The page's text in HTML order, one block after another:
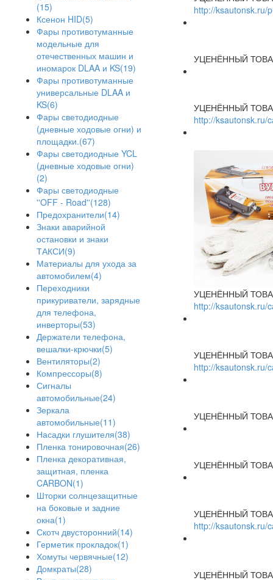
(15)
Ксенон HID(5)
Фары противотуманные
модельные для
отечественных машин и
иномарок DLAA и KS(19)
Фары противотуманные
универсальные DLAA и
KS(6)
Фары светодиодные
(дневные ходовые огни) и
площадки.(67)
Фары светодиодные YCL
(дневные ходовые огни)
(2)
Фары светодиодные
''OFF - Road''(128)
Предохранители(14)
Знаки аварийной
остановки и знаки
ТАКСИ(9)
Материалы для ухода за
автомобилем(4)
Переходники
прикуриватели, зарядные
для телефона,
инверторы(53)
Держатели телефона,
вешалки-крючки(5)
Вентиляторы(2)
Компрессоры(8)
Сигналы
автомобильные(24)
Зеркала
автомобильные(11)
Насадки глушителя(38)
Пленка тонировочная(26)
Пленка декоративная,
защитная, пленка
CARBON(1)
Шторки солнцезащитные
на боковые и задние
окна(1)
Скотч двусторонний(14)
Герметик прокладок(1)
Хомуты червячные(12)
Домкраты(28)
http://ksautonsk.ru/
УЦЕНЁННЫЙ
УЦЕНЁННЫЙ
http://ksautonsk.ru/
УЦЕНЁННЫЙ
http://ksautonsk.ru/
УЦЕНЁННЫЙ
http://ksautonsk.ru/
УЦЕНЁННЫЙ
УЦЕНЁННЫЙ
УЦЕНЁННЫЙ
http://ksautonsk.ru/
УЦЕНЁННЫЙ